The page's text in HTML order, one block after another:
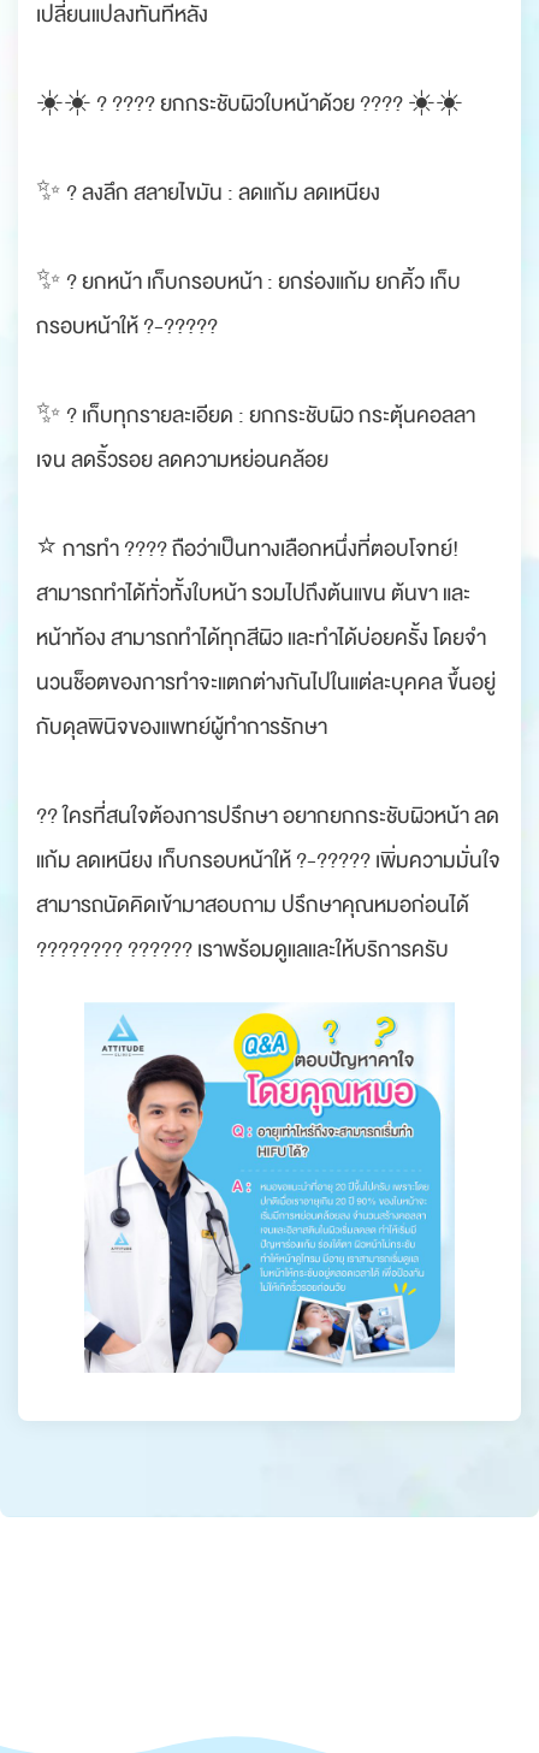
เปลี่ยนแปลงทันทีหลัง
☀️☀️ ? ???? ยกกระชับผิวใบหน้าด้วย ???? ☀️☀️
✨ ? ลงลึก สลายไขมัน : ลดแก้ม ลดเหนียง
✨ ? ยกหน้า เก็บกรอบหน้า : ยกร่องแก้ม ยกคิ้ว เก็บ
กรอบหน้าให้ ?-?????
✨ ? เก็บทุกรายละเอียด : ยกกระชับผิว กระตุ้นคอลลา
เจน ลดริ้วรอย ลดความหย่อนคล้อย
⭐️ การทำ ???? ถือว่าเป็นทางเลือกหนึ่งที่ตอบโจทย์!
สามารถทำได้ทั่วทั้งใบหน้า รวมไปถึงต้นแขน ต้นขา และ
หน้าท้อง สามารถทำได้ทุกสีผิว และทำได้บ่อยครั้ง โดยจำ
นวนช็อตของการทำจะแตกต่างกันไปในแต่ละบุคคล ขึ้นอยู่
กับดุลพินิจของแพทย์ผู้ทำการรักษา
?? ใครที่สนใจต้องการปรึกษา อยากยกกระชับผิวหน้า ลด
แก้ม ลดเหนียง เก็บกรอบหน้าให้ ?-????? เพิ่มความมั่นใจ
สามารถนัดคิดเข้ามาสอบถาม ปรึกษาคุณหมอก่อนได้
???????? ?????? เราพร้อมดูแลและให้บริการครับ